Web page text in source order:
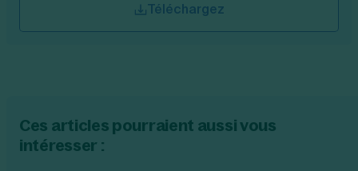
Téléchargez
Ces articles pourraient aussi vous
intéresser :